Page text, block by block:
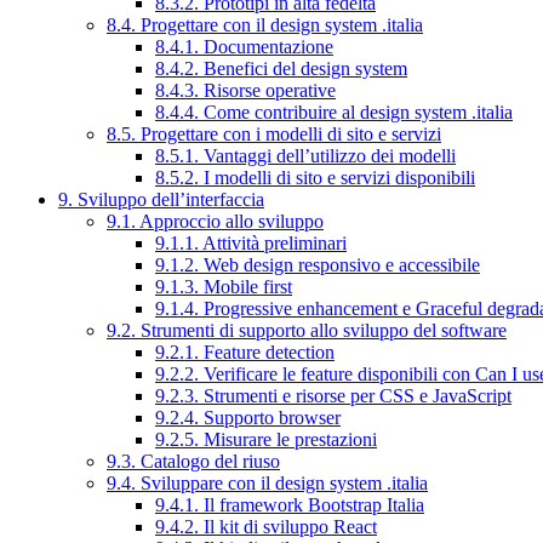
8.4. Progettare con il design system .italia
8.4.1. Documentazione
8.4.2. Benefici del design system
8.4.3. Risorse operative
8.4.4. Come contribuire al design system .italia
8.5. Progettare con i modelli di sito e servizi
8.5.1. Vantaggi dell’utilizzo dei modelli
8.5.2. I modelli di sito e servizi disponibili
9. Sviluppo dell’interfaccia
9.1. Approccio allo sviluppo
9.1.1. Attività preliminari
9.1.2. Web design responsivo e accessibile
9.1.3. Mobile first
9.1.4. Progressive enhancement e Graceful
9.2. Strumenti di supporto allo sviluppo del software
9.2.1. Feature detection
9.2.2. Verificare le feature disponibili con Can I
9.2.3. Strumenti e risorse per CSS e JavaScript
9.2.4. Supporto browser
9.2.5. Misurare le prestazioni
9.3. Catalogo del riuso
9.4. Sviluppare con il design system .italia
9.4.1. Il framework Bootstrap Italia
9.4.2. Il kit di sviluppo React